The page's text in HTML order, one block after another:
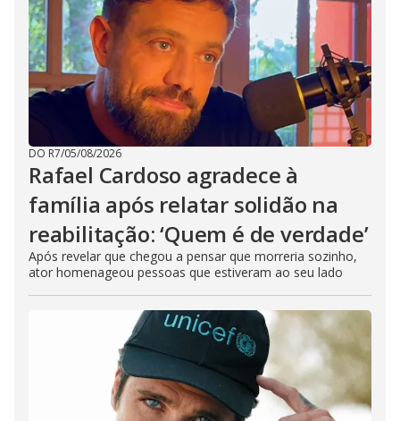
DO R7/05/08/2026
Rafael Cardoso agradece à
família após relatar solidão na
reabilitação: ‘Quem é de verdade’
Após revelar que chegou a pensar que morreria sozinho,
ator homenageou pessoas que estiveram ao seu lado